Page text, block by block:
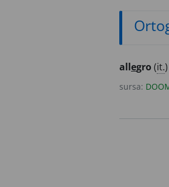
allegro (it.)
sursa: